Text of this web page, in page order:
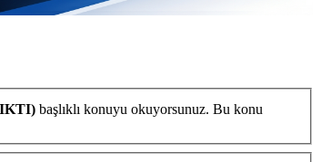
başlıklı konuyu okuyorsunuz. Bu konu